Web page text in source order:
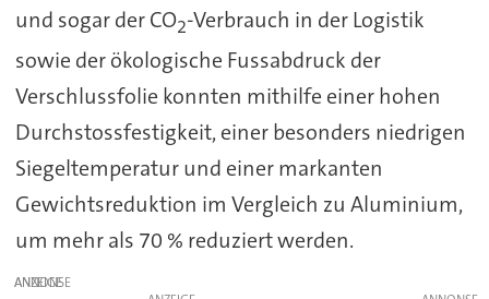
und sogar der CO2-Verbrauch in der Logistik
sowie der ökologische Fussabdruck der
Verschlussfolie konnten mithilfe einer hohen
Durchstossfestigkeit, einer besonders niedrigen
Siegeltemperatur und einer markanten
Gewichtsreduktion im Vergleich zu Aluminium,
um mehr als 70 % reduziert werden.
ANZEIGE